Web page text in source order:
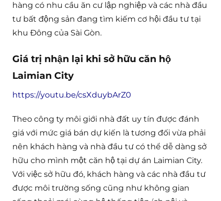
hàng có nhu cầu ăn cư lập nghiệp và các nhà đầu
tư bất động sản đang tìm kiếm cơ hội đầu tư tại
khu Đông của Sài Gòn.
Giá trị nhận lại khi sở hữu căn hộ
Laimian City
https://youtu.be/csXduybArZ0
Theo công ty môi giới nhà đất uy tín được đánh
giá với mức giá bán dự kiến là tương đối vừa phải
nên khách hàng và nhà đầu tư có thể dễ dàng sở
hữu cho mình một căn hộ tại dự án Laimian City.
Với việc sở hữu đó, khách hàng và các nhà đầu tư
được môi trường sống cũng như không gian